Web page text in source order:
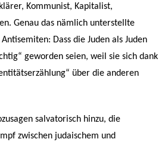
Kommunist, Kapitalist,
Genau das nämlich unterstellte
Dass die Juden als Juden
geworden seien, weil sie sich dank
über die anderen
salvatorisch hinzu, die
zwischen judaischem und